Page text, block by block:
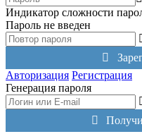
Индикатор сложности
Пароль не введен
Авторизация Регистрация
Генерация пароля